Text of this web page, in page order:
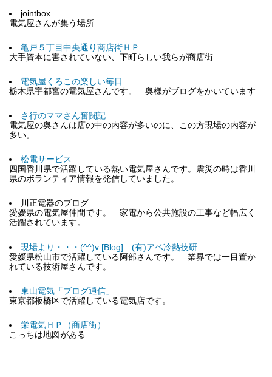
jointbox
電気屋さんが集う場所
亀戸５丁目中央通り商店街ＨＰ
大手資本に害されていない、下町らしい我らが商店街
電気屋くろこの楽しい毎日
栃木県宇都宮の電気屋さんです。 奥様がブログをかいています
さ行のママさん奮闘記
電気屋の奥さんは店の中の内容が多いのに、この方現場の内容が
多い。
松電サービス
四国香川県で活躍している熱い電気屋さんです。震災の時は香川
県のボランティア情報を発信していました。
川正電器のブログ
愛媛県の電気屋仲間です。 家電から公共施設の工事など幅広く
活躍されています。
現場より・・・(^^)v [Blog] (有)アベ冷熱技研
愛媛県松山市で活躍している阿部さんです。 業界では一目置か
れている技術屋さんです。
東山電気「ブログ通信」
東京都板橋区で活躍している電気店です。
栄電気ＨＰ（商店街）
こっちは地図がある